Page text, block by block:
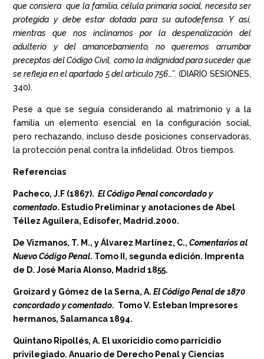
que consiera que la familia, célula primaria social, necesita ser
protegida y debe estar dotada para su autodefensa. Y así,
mientras que nos inclinamos por la despenalización del
adulterio y del amancebamiento, no queremos arrumbar
preceptos del Código Civil, como la indignidad para suceder que
se refleja en el apartado 5 del artículo 756…”. (DIARIO SESIONES,
340).
Pese a que se seguía considerando al matrimonio y a la
familia un elemento esencial en la configuración social,
pero rechazando, incluso desde posiciones conservadoras,
la protección penal contra la infidelidad. Otros tiempos.
Referencias
Pacheco, J.F (1867).El Código Penal concordado y
comentado. Estudio Preliminar y anotaciones de Abel
Téllez Aguilera, Edisofer, Madrid.2000.
De Vizmanos, T. M., y Álvarez Martínez, C.,Comentarios al
Nuevo Código Penal. Tomo II, segunda edición. Imprenta
de D. José María Alonso, Madrid 1855.
Groizard y Gómez de la Serna, A.El Código Penal de 1870
concordado y comentado. Tomo V. Esteban Impresores
hermanos, Salamanca 1894.
Quintano Ripollés, A. El uxoricidio como parricidio
privilegiado. Anuario de Derecho Penal y Ciencias